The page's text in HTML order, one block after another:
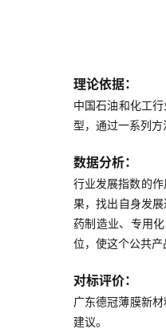
理论依据：
中国石油和化工
型，通过一系列
数据分析：
行业发展指数的
果，找出自身发
药制造业、专用
位，使这个公共产
对标评价：
广东德冠薄膜新
建议。